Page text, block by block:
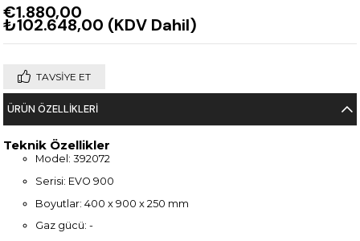
€1.880,00
₺102.648,00 (KDV Dahil)
TAVSIYE ET
ÜRÜN ÖZELLIKLERI
Teknik Özellikler
Model: 392072
Serisi: EVO 900
Boyutlar: 400 x 900 x 250 mm
Gaz gücü: -